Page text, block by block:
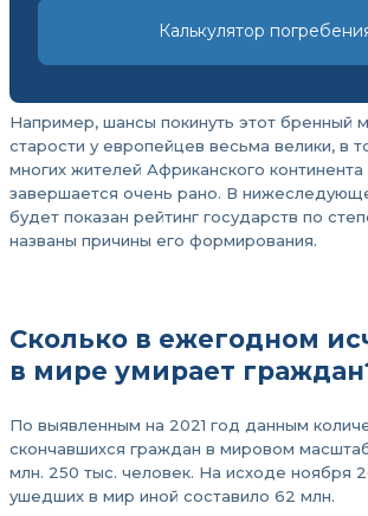
Калькулятор
Например, шансы покинуть этот бренный
старости у европейцев весьма велики, в
многих жителей Африканского континента
завершается очень рано. В
будет показан рейтинг государств по
названы причины его формирования.
Сколько в ежегодном
в мире умирает
По выявленным на 2021 год данным
скончавшихся граждан в мировом
млн. 250 тыс. человек. На исходе ноября
ушедших в мир иной составило 62 млн.